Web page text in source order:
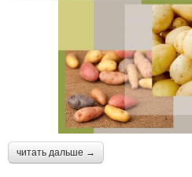
читать дальше →